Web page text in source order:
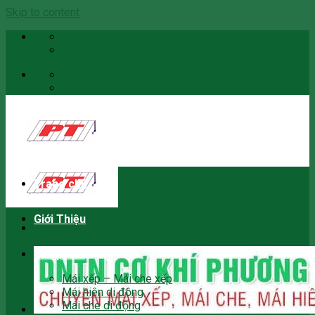
Skip to content
Trang chủ
Giới Thiệu
Sản phẩm
Mái xếp – Mái che xếp
Mái hiên di động
Mái che di động